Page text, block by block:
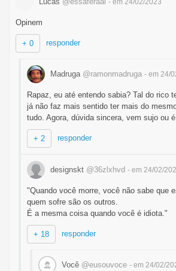
Opinem
+ 0 responder
Madruga @ramonmadruga - em 24/
Rapaz, eu até entendo sabia? Tal do rico
já não faz mais sentido ter mais do
tudo. Agora, dúvida sincera, vem sujo ou
+ 2 responder
designskt @36zlxhvd - em 24/02/
"Quando você morre, você não sabe que
quem sofre são os outros.
É a mesma coisa quando você é idiota."
+ 18 responder
Você @eusouvoce - em 24/02/